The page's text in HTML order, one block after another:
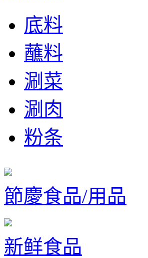
底料
蘸料
涮菜
涮肉
粉条
節慶食品/用品
新鲜食品